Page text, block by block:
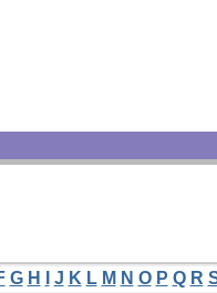
G H J K L M N O P Q R